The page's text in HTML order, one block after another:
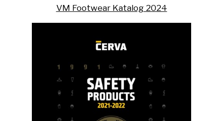
VM Footwear Katalog 2024